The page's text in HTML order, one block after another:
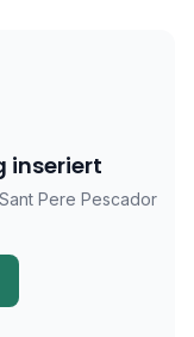
inseriert
Pere Pescador